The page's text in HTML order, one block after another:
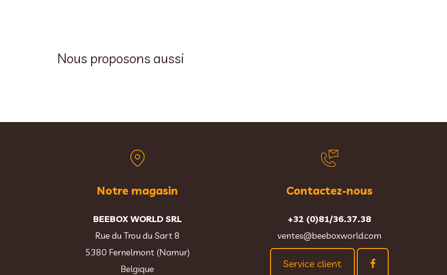
Nous proposons aussi
Notre magasin
BEEBOX WORLD SRL
Rue du Trou du Sart 8
5380 Fernelmont (Namur)
Belgique
Contactez-nous
+32 (0)81/36.37.38
ventes@beeboxworld.com
Service client